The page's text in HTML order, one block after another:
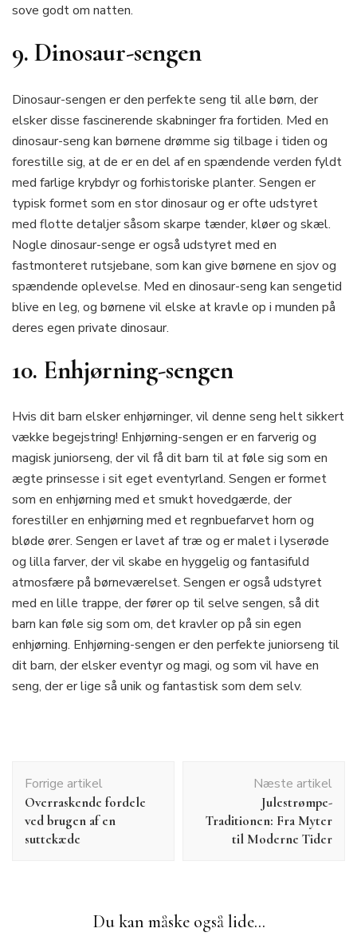
sove godt om natten.
9. Dinosaur-sengen
Dinosaur-sengen er den perfekte seng til alle børn, der
elsker disse fascinerende skabninger fra fortiden. Med en
dinosaur-seng kan børnene drømme sig tilbage i tiden og
forestille sig, at de er en del af en spændende verden fyldt
med farlige krybdyr og forhistoriske planter. Sengen er
typisk formet som en stor dinosaur og er ofte udstyret
med flotte detaljer såsom skarpe tænder, kløer og skæl.
Nogle dinosaur-senge er også udstyret med en
fastmonteret rutsjebane, som kan give børnene en sjov og
spændende oplevelse. Med en dinosaur-seng kan sengetid
blive en leg, og børnene vil elske at kravle op i munden på
deres egen private dinosaur.
10. Enhjørning-sengen
Hvis dit barn elsker enhjørninger, vil denne seng helt sikkert
vække begejstring! Enhjørning-sengen er en farverig og
magisk juniorseng, der vil få dit barn til at føle sig som en
ægte prinsesse i sit eget eventyrland. Sengen er formet
som en enhjørning med et smukt hovedgærde, der
forestiller en enhjørning med et regnbuefarvet horn og
bløde ører. Sengen er lavet af træ og er malet i lyserøde
og lilla farver, der vil skabe en hyggelig og fantasifuld
atmosfære på børneværelset. Sengen er også udstyret
med en lille trappe, der fører op til selve sengen, så dit
barn kan føle sig som om, det kravler op på sin egen
enhjørning. Enhjørning-sengen er den perfekte juniorseng til
dit barn, der elsker eventyr og magi, og som vil have en
seng, der er lige så unik og fantastisk som dem selv.
Forrige artikel
Overraskende fordele
ved brugen af en
suttekæde
Næste artikel
Julestrømpe-
Traditionen: Fra Myter
til Moderne Tider
Du kan måske også lide...